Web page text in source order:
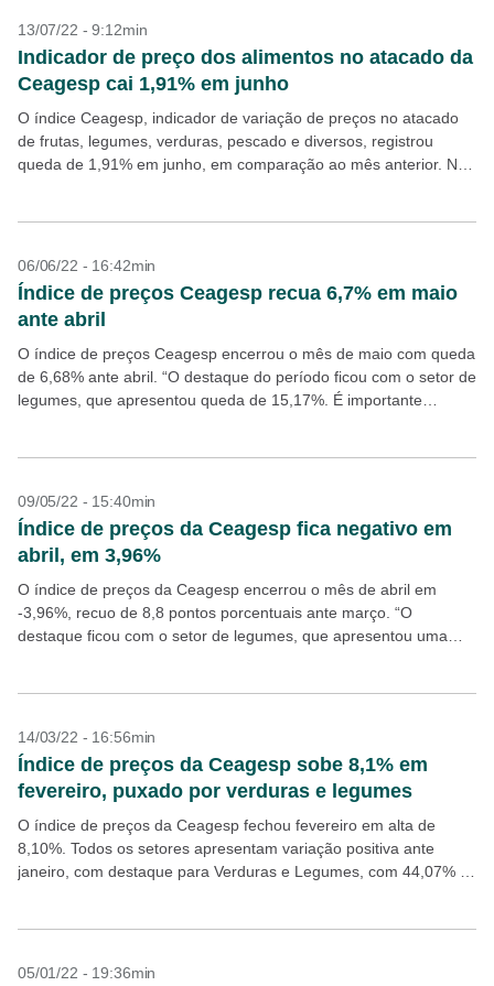
13/07/22 - 9:12min
Indicador de preço dos alimentos no atacado da
Ceagesp cai 1,91% em junho
O índice Ceagesp, indicador de variação de preços no atacado
de frutas, legumes, verduras, pescado e diversos, registrou
queda de 1,91% em junho, em comparação ao mês anterior. Nos
06/06/22 - 16:42min
Índice de preços Ceagesp recua 6,7% em maio
ante abril
O índice de preços Ceagesp encerrou o mês de maio com queda
de 6,68% ante abril. “O destaque do período ficou com o setor de
legumes, que apresentou queda de 15,17%. É importante
09/05/22 - 15:40min
Índice de preços da Ceagesp fica negativo em
abril, em 3,96%
O índice de preços da Ceagesp encerrou o mês de abril em
-3,96%, recuo de 8,8 pontos porcentuais ante março. “O
destaque ficou com o setor de legumes, que apresentou uma
14/03/22 - 16:56min
Índice de preços da Ceagesp sobe 8,1% em
fevereiro, puxado por verduras e legumes
O índice de preços da Ceagesp fechou fevereiro em alta de
8,10%. Todos os setores apresentam variação positiva ante
janeiro, com destaque para Verduras e Legumes, com 44,07% e
05/01/22 - 19:36min